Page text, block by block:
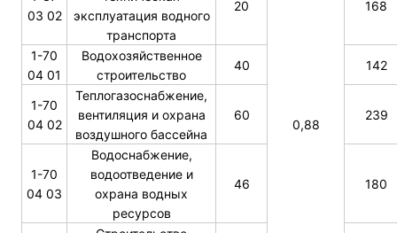
03 02
эксплуатация водного
транспорта
20
0,88
168
1-70
04 01
Водохозяйственное
строительство
40 142
1-70
04 02
Теплогазоснабжение,
вентиляция и охрана
воздушного бассейна
60 239
1-70
04 03
Водоснабжение,
водоотведение и
охрана водных
ресурсов
46 180